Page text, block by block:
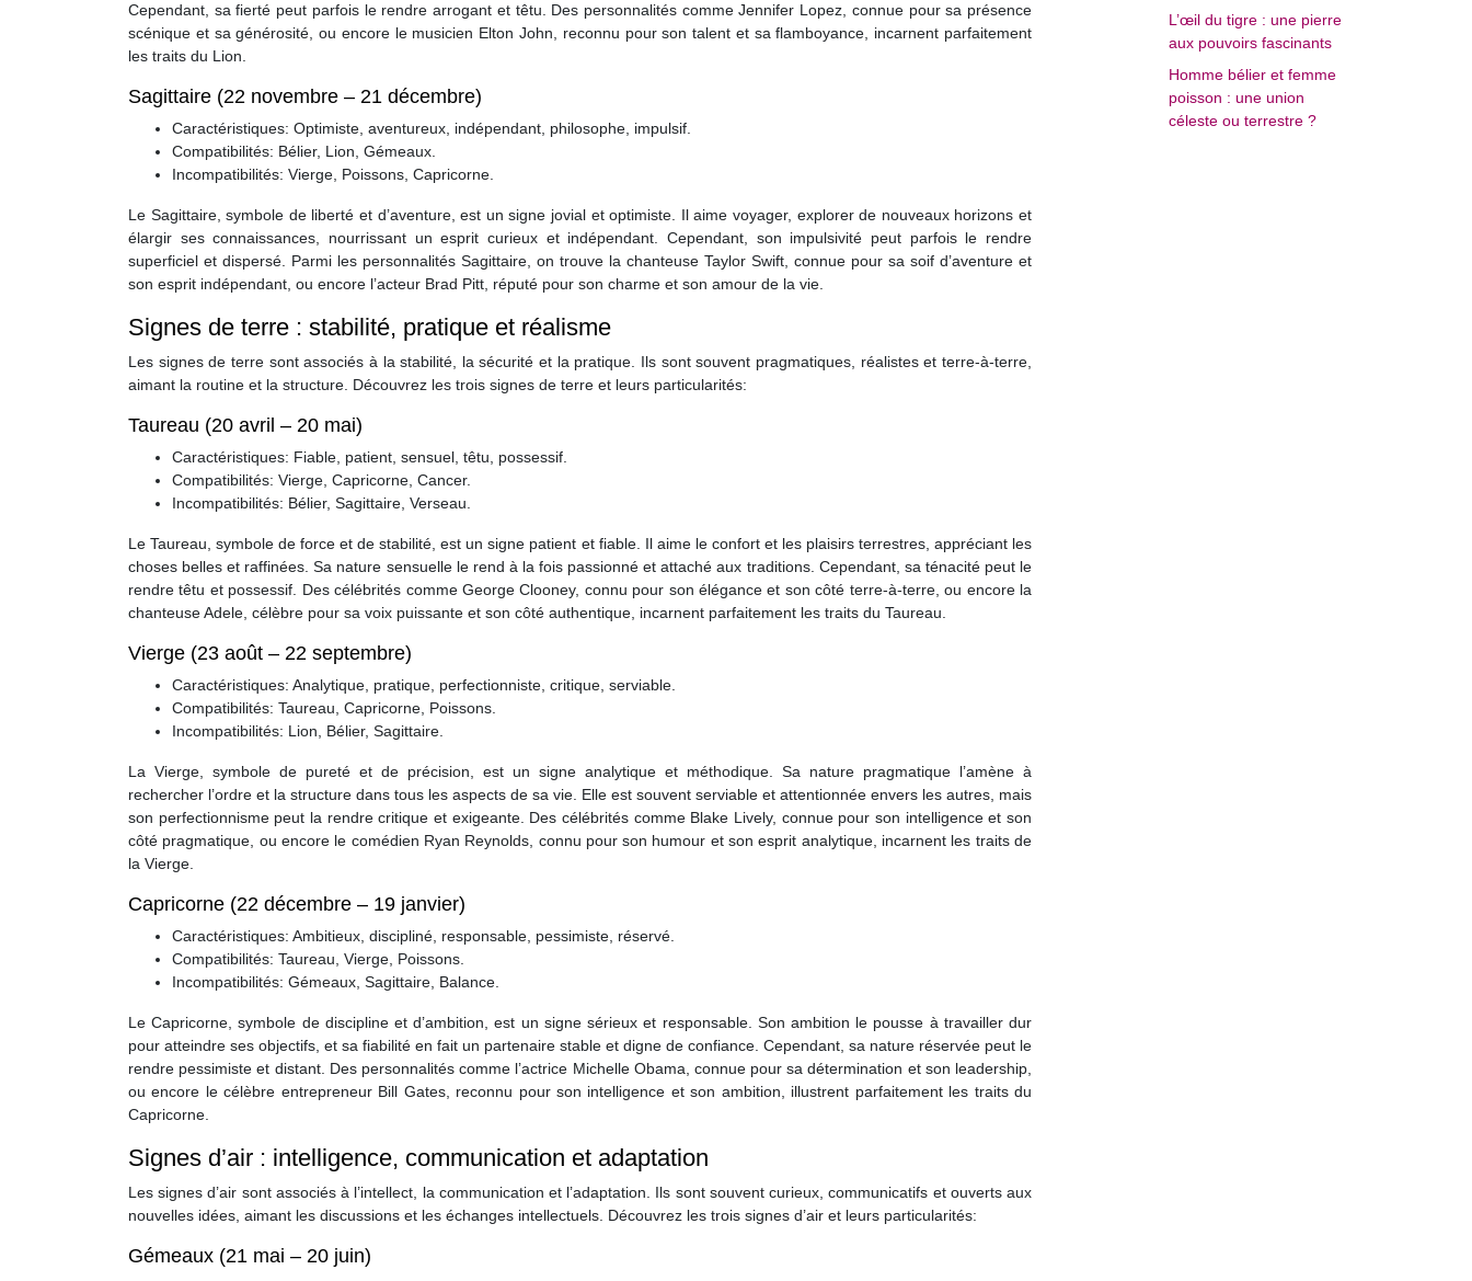
Cependant, sa fierté peut parfois le rendre arrogant et têtu. Des personnalités comme Jennifer Lopez, connue pour sa présence
scénique et sa générosité, ou encore le musicien Elton John, reconnu pour son talent et sa flamboyance, incarnent parfaitement
les traits du Lion.
Sagittaire (22 novembre – 21 décembre)
Caractéristiques: Optimiste, aventureux, indépendant, philosophe, impulsif.
Compatibilités: Bélier, Lion, Gémeaux.
Incompatibilités: Vierge, Poissons, Capricorne.
Le Sagittaire, symbole de liberté et d’aventure, est un signe jovial et optimiste. Il aime voyager, explorer de nouveaux horizons et
élargir ses connaissances, nourrissant un esprit curieux et indépendant. Cependant, son impulsivité peut parfois le rendre
superficiel et dispersé. Parmi les personnalités Sagittaire, on trouve la chanteuse Taylor Swift, connue pour sa soif d’aventure et
son esprit indépendant, ou encore l’acteur Brad Pitt, réputé pour son charme et son amour de la vie.
Signes de terre : stabilité, pratique et réalisme
Les signes de terre sont associés à la stabilité, la sécurité et la pratique. Ils sont souvent pragmatiques, réalistes et terre-à-terre,
aimant la routine et la structure. Découvrez les trois signes de terre et leurs particularités:
Taureau (20 avril – 20 mai)
Caractéristiques: Fiable, patient, sensuel, têtu, possessif.
Compatibilités: Vierge, Capricorne, Cancer.
Incompatibilités: Bélier, Sagittaire, Verseau.
Le Taureau, symbole de force et de stabilité, est un signe patient et fiable. Il aime le confort et les plaisirs terrestres, appréciant les
choses belles et raffinées. Sa nature sensuelle le rend à la fois passionné et attaché aux traditions. Cependant, sa ténacité peut le
rendre têtu et possessif. Des célébrités comme George Clooney, connu pour son élégance et son côté terre-à-terre, ou encore la
chanteuse Adele, célèbre pour sa voix puissante et son côté authentique, incarnent parfaitement les traits du Taureau.
Vierge (23 août – 22 septembre)
Caractéristiques: Analytique, pratique, perfectionniste, critique, serviable.
Compatibilités: Taureau, Capricorne, Poissons.
Incompatibilités: Lion, Bélier, Sagittaire.
La Vierge, symbole de pureté et de précision, est un signe analytique et méthodique. Sa nature pragmatique l’amène à
rechercher l’ordre et la structure dans tous les aspects de sa vie. Elle est souvent serviable et attentionnée envers les autres, mais
son perfectionnisme peut la rendre critique et exigeante. Des célébrités comme Blake Lively, connue pour son intelligence et son
côté pragmatique, ou encore le comédien Ryan Reynolds, connu pour son humour et son esprit analytique, incarnent les traits de
la Vierge.
Capricorne (22 décembre – 19 janvier)
Caractéristiques: Ambitieux, discipliné, responsable, pessimiste, réservé.
Compatibilités: Taureau, Vierge, Poissons.
Incompatibilités: Gémeaux, Sagittaire, Balance.
Le Capricorne, symbole de discipline et d’ambition, est un signe sérieux et responsable. Son ambition le pousse à travailler dur
pour atteindre ses objectifs, et sa fiabilité en fait un partenaire stable et digne de confiance. Cependant, sa nature réservée peut le
rendre pessimiste et distant. Des personnalités comme l’actrice Michelle Obama, connue pour sa détermination et son leadership,
ou encore le célèbre entrepreneur Bill Gates, reconnu pour son intelligence et son ambition, illustrent parfaitement les traits du
Capricorne.
Signes d’air : intelligence, communication et adaptation
Les signes d’air sont associés à l’intellect, la communication et l’adaptation. Ils sont souvent curieux, communicatifs et ouverts aux
nouvelles idées, aimant les discussions et les échanges intellectuels. Découvrez les trois signes d’air et leurs particularités:
Gémeaux (21 mai – 20 juin)
L’œil du tigre : une pierre
aux pouvoirs fascinants
Homme bélier et femme
poisson : une union
céleste ou terrestre ?